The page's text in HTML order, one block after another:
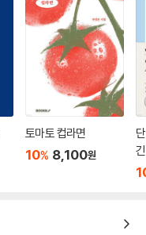
토마토 컵라면
10% 8,100원